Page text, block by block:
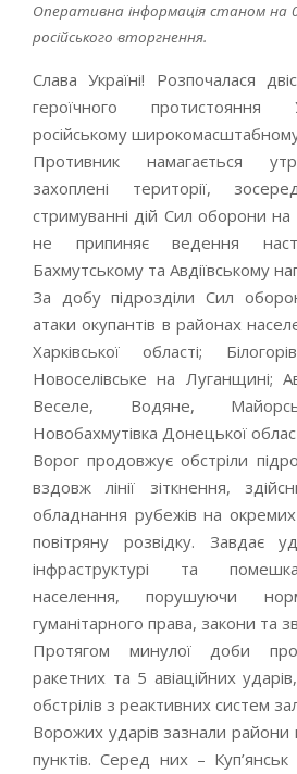
Оперативна інформація станом на
російського вторгнення.
Слава Україні! Розпочалася
героїчного протистояння
російському
Противник намагається
захоплені території,
стримуванні дій Сил оборони
не припиняє ведення
Бахмутському та Авдіївському
За добу підрозділи Сил
атаки окупантів в районах
Харківської області;
Новоселівське на Луганщині;
Веселе, Водяне,
Новобахмутівка Донецької
Ворог продовжує обстріли
вздовж лінії зіткнення,
обладнання рубежів на
повітряну розвідку. Завдає
інфраструктурі та
населення, порушуючи
гуманітарного права, закони та
Протягом минулої доби
ракетних та 5 авіаційних
обстрілів з реактивних систем
Ворожих ударів зазнали
пунктів. Серед них – Куп’янськ